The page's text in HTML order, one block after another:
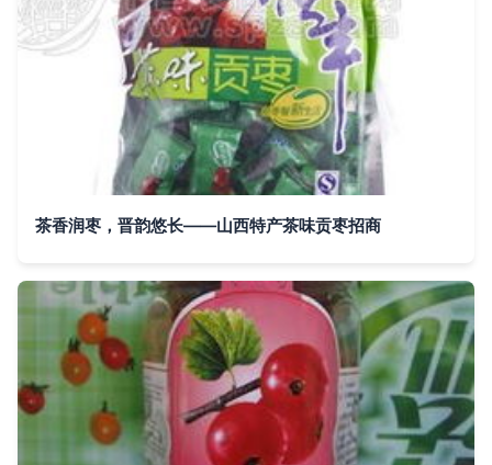
茶香润枣，晋韵悠长——山西特产茶味贡枣招商